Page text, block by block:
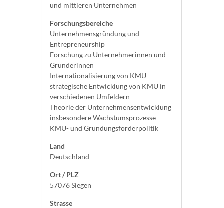
und mittleren Unternehmen
Forschungsbereiche
Unternehmensgründung und
Entrepreneurship
Forschung zu Unternehmerinnen und
Gründerinnen
Internationalisierung von KMU
strategische Entwicklung von KMU in
verschiedenen Umfeldern
Theorie der Unternehmensentwicklung
insbesondere Wachstumsprozesse
KMU- und Gründungsförderpolitik
Land
Deutschland
Ort / PLZ
57076 Siegen
Strasse